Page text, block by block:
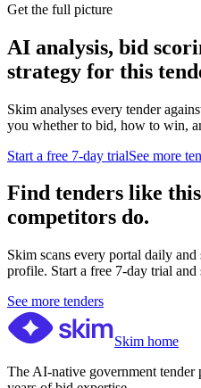
Get the full picture
AI analysis, bid
strategy for this
Skim analyses every tender
you whether to bid, how to win,
Start a free 7-day trialSee more
Find tenders like
competitors do.
Skim scans every portal daily and
profile. Start a free 7-day trial and
See more tenders
Skim home
The AI-native government